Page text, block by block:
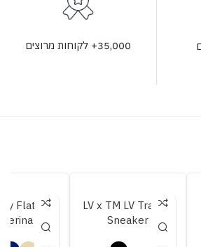
35,000+ לקוחות מרוצים
LV x TM LV Trainer
Sneaker
Flat